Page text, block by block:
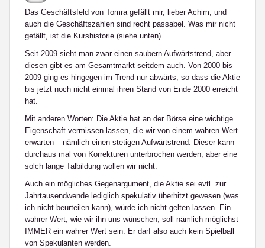
Das Geschäftsfeld von Tomra gefällt mir, lieber Achim, und
auch die Geschäftszahlen sind recht passabel. Was mir nicht
gefällt, ist die Kurshistorie (siehe unten).
Seit 2009 sieht man zwar einen saubern Aufwärtstrend, aber
diesen gibt es am Gesamtmarkt seitdem auch. Von 2000 bis
2009 ging es hingegen im Trend nur abwärts, so dass die Aktie
bis jetzt noch nicht einmal ihren Stand von Ende 2000 erreicht
hat.
Mit anderen Worten: Die Aktie hat an der Börse eine wichtige
Eigenschaft vermissen lassen, die wir von einem wahren Wert
erwarten – nämlich einen stetigen Aufwärtstrend. Dieser kann
durchaus mal von Korrekturen unterbrochen werden, aber eine
solch lange Talbildung wollen wir nicht.
Auch ein mögliches Gegenargument, die Aktie sei evtl. zur
Jahrtausendwende lediglich spekulativ überhitzt gewesen (was
ich nicht beurteilen kann), würde ich nicht gelten lassen. Ein
wahrer Wert, wie wir ihn uns wünschen, soll nämlich möglichst
IMMER ein wahrer Wert sein. Er darf also auch kein Spielball
von Spekulanten werden.